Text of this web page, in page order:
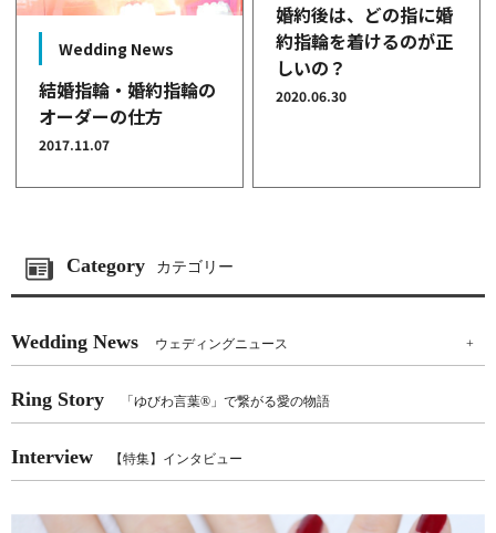
Wedding News
結婚指輪・婚約指輪の
オーダーの仕方
2017.11.07
婚約後は、どの指に婚
約指輪を着けるのが正
しいの？
2020.06.30
Category カテゴリー
Wedding News ウェディングニュース +
Ring Story 「ゆびわ言葉®」で繋がる愛の物語
Interview 【特集】インタビュー